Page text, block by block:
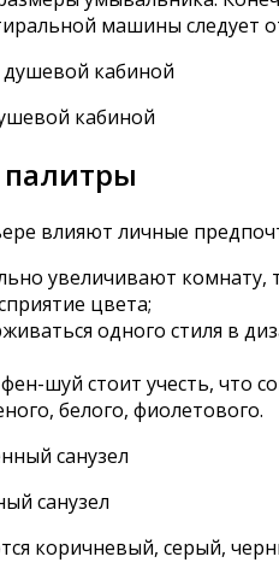
машины
кабиной
влияют личные
увеличивают
цвета;
одного стиля в
шуй стоит учесть, что
белого, фиолетового.
санузел
коричневый, серый,